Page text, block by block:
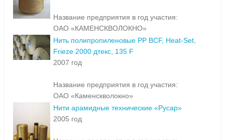
Название предприятия в год участия:
ОАО «КАМЕНСКВОЛОКНО»
Нить полипропиленовые РР BCF, Heat-Set,
Frieze 2000 дтекс, 135 F
2007 год
Название предприятия в год участия:
ОАО «Каменскволокно»
Нити арамидные технические «Русар»
2005 год